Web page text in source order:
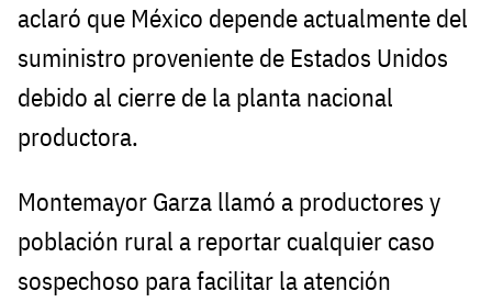
aclaró que México depende actualmente del
suministro proveniente de Estados Unidos
debido al cierre de la planta nacional
productora.
Montemayor Garza llamó a productores y
población rural a reportar cualquier caso
sospechoso para facilitar la atención